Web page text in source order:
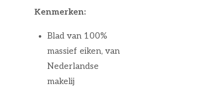
Kenmerken:
Blad van 100%
massief eiken, van
Nederlandse
makelij